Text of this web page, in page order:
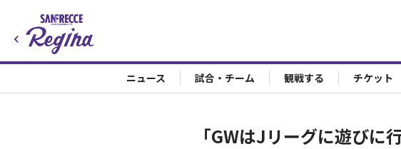
ニュース 試合・チーム 観戦する チケット
「GWはJリーグに遊び